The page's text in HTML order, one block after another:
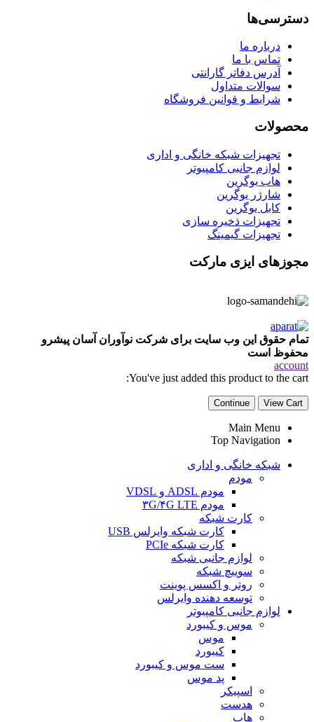
دسترسی‌ها
درباره ما
تماس با ما
آدرس دفاتر گارانتی
سوالات متداول
شرایط و قوانین فروشگاه
محصولات
تجهیزات شبکه خانگی و اداری
لوازم جانبی کامپیوتر
هاب یوگرین
شارژر یوگرین
کابل یوگرین
تجهیزات ذخیره سازی
تجهیزات گیمینگ
مجوزهای ایزی مارکت
تمام حقوق این وب سایت برای شرکت نوآوران آسان پیشرو
محفوظ است
account
You've just added this product to the cart:
View Cart
Continue
Main Menu
Top Navigation
شبکه خانگی و اداری
مودم
مودم ADSL و VDSL
مودم ۳G/۴G LTE
کارت شبکه
کارت شبکه وایرلس USB
کارت شبکه PCIe
لوازم جانبی شبکه
سوییچ شبکه
روتر و اکسس پوینت
توسعه دهنده وایرلس
لوازم جانبی کامپیوتر
موس و کیبورد
موس
کیبورد
ست موس و کیبورد
پد موس
اسپیکر
هدست
هاب